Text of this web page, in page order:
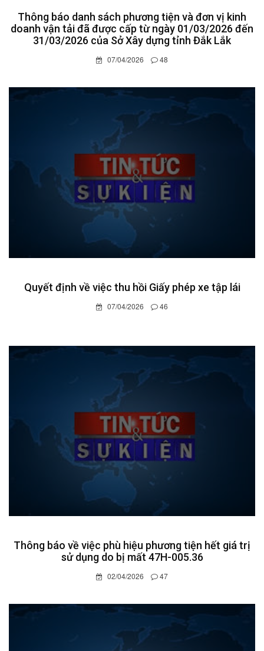
Thông báo danh sách phương tiện và đơn vị kinh
doanh vận tải đã được cấp từ ngày 01/03/2026 đến
31/03/2026 của Sở Xây dựng tỉnh Đắk Lắk
07/04/2026 48
Quyết định về việc thu hồi Giấy phép xe tập lái
07/04/2026 46
Thông báo về việc phù hiệu phương tiện hết giá trị
sử dụng do bị mất 47H-005.36
02/04/2026 47